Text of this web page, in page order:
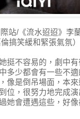
際站/《流水迢迢》李
搞笑緩和緊張氣氛）
挺不容易的，劇中有
多少都會有一些不
像是倒吊場面，本
位，很努力地完成
她會遭遇這些，好像